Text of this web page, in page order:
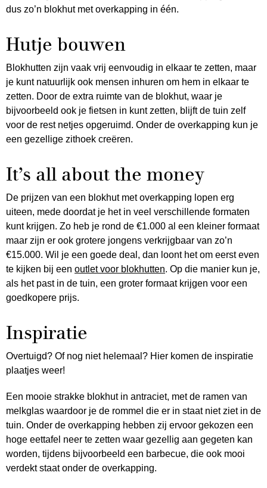
dus zo’n blokhut met overkapping in één.
Hutje bouwen
Blokhutten zijn vaak vrij eenvoudig in elkaar te zetten, maar
je kunt natuurlijk ook mensen inhuren om hem in elkaar te
zetten. Door de extra ruimte van de blokhut, waar je
bijvoorbeeld ook je fietsen in kunt zetten, blijft de tuin zelf
voor de rest netjes opgeruimd. Onder de overkapping kun je
een gezellige zithoek creëren.
It’s all about the money
De prijzen van een blokhut met overkapping lopen erg
uiteen, mede doordat je het in veel verschillende formaten
kunt krijgen. Zo heb je rond de €1.000 al een kleiner formaat
maar zijn er ook grotere jongens verkrijgbaar van zo’n
€15.000. Wil je een goede deal, dan loont het om eerst even
te kijken bij een outlet voor blokhutten. Op die manier kun je,
als het past in de tuin, een groter formaat krijgen voor een
goedkopere prijs.
Inspiratie
Overtuigd? Of nog niet helemaal? Hier komen de inspiratie
plaatjes weer!
Een mooie strakke blokhut in antraciet, met de ramen van
melkglas waardoor je de rommel die er in staat niet ziet in de
tuin. Onder de overkapping hebben zij ervoor gekozen een
hoge eettafel neer te zetten waar gezellig aan gegeten kan
worden, tijdens bijvoorbeeld een barbecue, die ook mooi
verdekt staat onder de overkapping.